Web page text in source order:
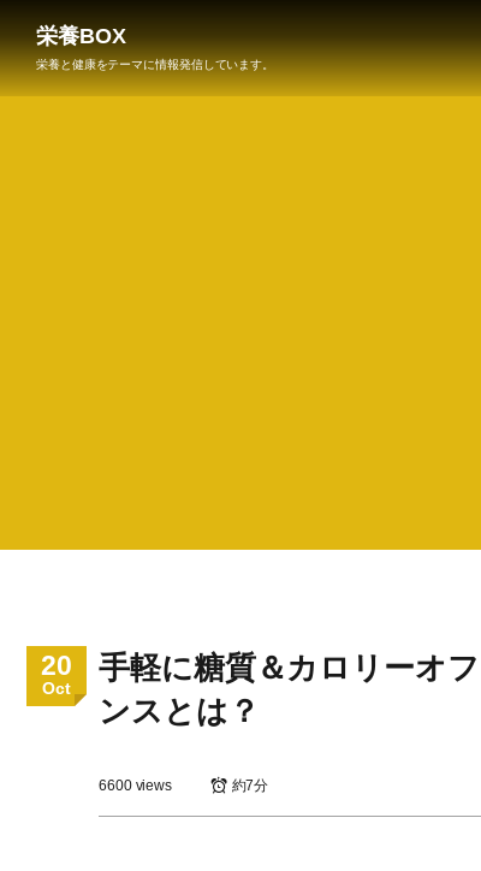
栄養BOX
栄養と健康をテーマに情報発信しています。
20
Oct
手軽に糖質＆カロリーオ
ンスとは？
6600 views 約7分